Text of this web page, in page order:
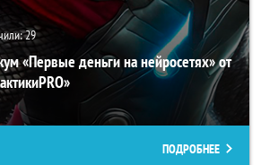
29
«Первые деньги на нейросетях» от
ПОДРОБНЕЕ